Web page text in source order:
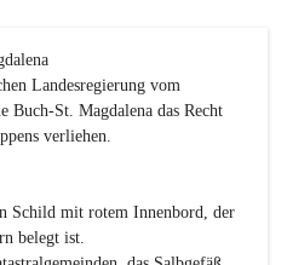
Landesregierung vom
Buch-St. Magdalena das Recht
verliehen.
Schild mit rotem Innenbord, der
belegt ist.